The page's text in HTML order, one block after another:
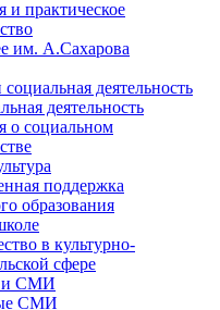
и практическое
им. А.Сахарова
деятельность
деятельность
о социальном
поддержка
образования
в культурно-
сфере
и СМИ
СМИ